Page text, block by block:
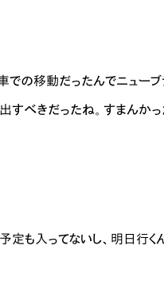
動だったんでニューブラ
ったね。すまんかっ
ってないし、明日行くん